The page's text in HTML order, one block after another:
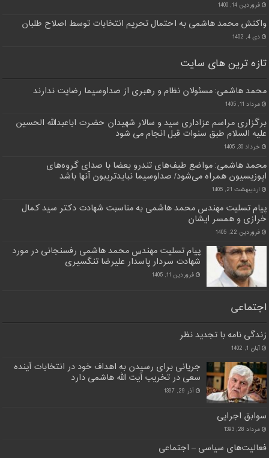
فروردین 14, 1400
واکنش محمد هاشمی به احتمال تحریم انتخابات توسط اصلاح طلبان
دی 4, 1402
تازه ترین های سایت
محمد هاشمی: مسئولان نظام و رهبری از صداوسیما رضایت ندارند
مرداد 11, 1405
برگزاری مراسم عزاداری سید و سالار شهیدان حضرت اباعبدالله الحسین
علیه السلام طبق سنوات قبل انجام می شود
خرداد 30, 1405
محمد هاشمی: مواضع طیف‌های تندرو بعضا با صدای گروه‌های
اپوزیسیون همراه می‌شود/ صداوسیما نبایدتریبون آنها باشد
اردیبهشت 21, 1405
پیام تسلیت مهندس محمد هاشمی به مناسبت شهادت دکتر سید کمال
خرازی و همسر ایشان
فروردین 22, 1405
پیام تسلیت مهندس محمد هاشمی رفسنجانی در مورد
شهادت سردار پاسدار علیرضا تنگسیری
فروردین 11, 1405
اجتماعی
زندگی نامه با تجدید نظر
آبان 1, 1402
جریانی برای رسیدن به اهداف خود در انتخابات آینده
سعی در تخریب آیت الله هاشمی دارد
آذر 29, 1397
سوابق اجرایی
مرداد 28, 1393
فعالیت‌های سیاسی – اجتماعی